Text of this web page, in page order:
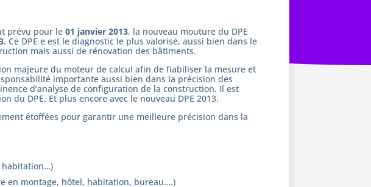
prévu pour le 01 janvier 2013, la nouveau mouture du DPE
. Ce DPE e est le diagnostic le plus valorisé, aussi bien dans le
mais aussi de rénovation des bâtiments.
majeure du moteur de calcul afin de fiabiliser la mesure et
importante aussi bien dans la précision des
d’analyse de configuration de la construction. Il est
DPE. Et plus encore avec le nouveau DPE 2013.
étoffées pour garantir une meilleure précision dans la
habitation…)
en montage, hôtel, habitation, bureau….)